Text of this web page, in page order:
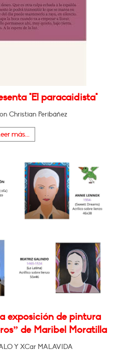
"El paracaidista"
Christian Peribáñez
más...
exposición de pintura
de Maribel Moratilla
Y XCar MALAVIDA